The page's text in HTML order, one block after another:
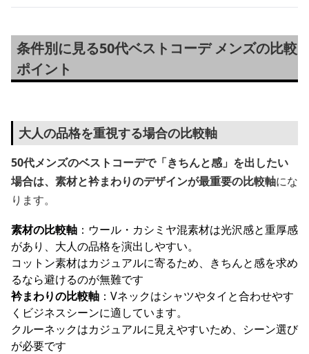
条件別に見る50代ベストコーデ メンズの比較
ポイント
大人の品格を重視する場合の比較軸
50代メンズのベストコーデで「きちんと感」を出したい
場合は、素材と衿まわりのデザインが最重要の比較軸にな
ります。
素材の比較軸 ：ウール・カシミヤ混素材は光沢感と重厚感
があり、大人の品格を演出しやすい。
コットン素材はカジュアルに寄るため、きちんと感を求め
るなら避けるのが無難です
衿まわりの比較軸 ：Vネックはシャツやタイと合わせやす
くビジネスシーンに適しています。
クルーネックはカジュアルに見えやすいため、シーン選び
が必要です